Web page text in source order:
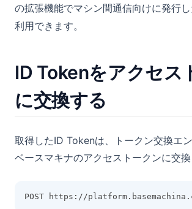
の拡張機能でマシン間通信向けに発行し
利用できます。
ID Tokenをアクセス
に交換する
取得したID Tokenは、トークン交換エ
ベースマキナのアクセストークンに交換
POST https://